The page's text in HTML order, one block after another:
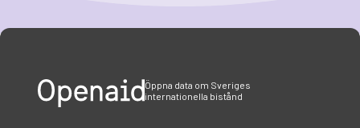
Öppna data om Sveriges
internationella bistånd